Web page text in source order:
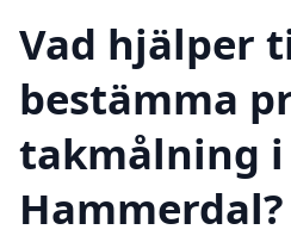
Vad hjälper
bestämma
takmålning i
Hammerdal?